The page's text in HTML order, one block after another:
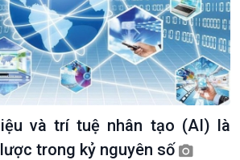
và trí tuệ nhân tạo (AI) là
trong kỷ nguyên số